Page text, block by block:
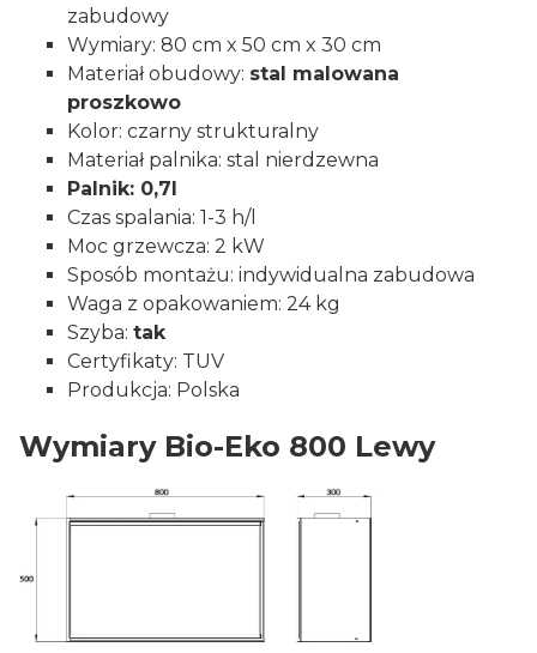
zabudowy
Wymiary: 80 cm x 50 cm x 30 cm
Materiał obudowy: stal malowana
proszkowo
Kolor: czarny strukturalny
Materiał palnika: stal nierdzewna
Palnik: 0,7l
Czas spalania: 1-3 h/l
Moc grzewcza: 2 kW
Sposób montażu: indywidualna zabudowa
Waga z opakowaniem: 24 kg
Szyba: tak
Certyfikaty: TUV
Produkcja: Polska
Wymiary Bio-Eko 800 Lewy